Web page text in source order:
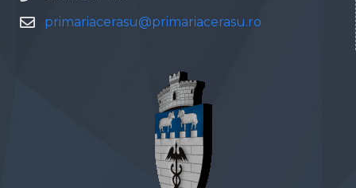
primariacerasu@primariacerasu.ro